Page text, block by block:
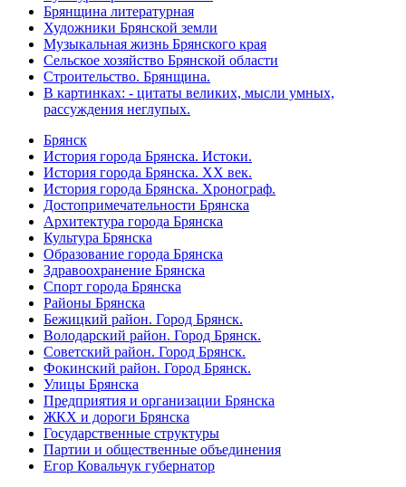
Брянщина литературная
Художники Брянской земли
Музыкальная жизнь Брянского края
Сельское хозяйство Брянской области
Строительство. Брянщина.
В картинках: - цитаты великих, мысли умных,
рассуждения неглупых.
Брянск
История города Брянска. Истоки.
История города Брянска. XX век.
История города Брянска. Хронограф.
Достопримечательности Брянска
Архитектура города Брянска
Культура Брянска
Образование города Брянска
Здравоохранение Брянска
Спорт города Брянска
Районы Брянска
Бежицкий район. Город Брянск.
Володарский район. Город Брянск.
Советский район. Город Брянск.
Фокинский район. Город Брянск.
Улицы Брянска
Предприятия и организации Брянска
ЖКХ и дороги Брянска
Государственные структуры
Партии и общественные объединения
Егор Ковальчук губернатор